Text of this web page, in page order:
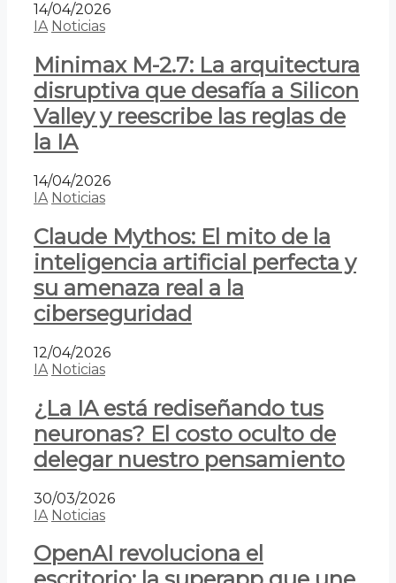
14/04/2026
IA Noticias
Minimax M-2.7: La arquitectura
disruptiva que desafía a Silicon
Valley y reescribe las reglas de
la IA
14/04/2026
IA Noticias
Claude Mythos: El mito de la
inteligencia artificial perfecta y
su amenaza real a la
ciberseguridad
12/04/2026
IA Noticias
¿La IA está rediseñando tus
neuronas? El costo oculto de
delegar nuestro pensamiento
30/03/2026
IA Noticias
OpenAI revoluciona el